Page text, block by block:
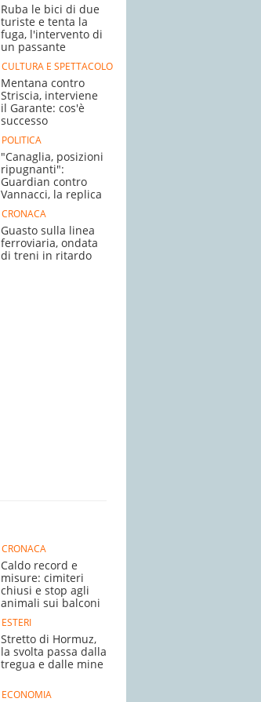
Ruba le bici di due
turiste e tenta la
fuga, l'intervento di
un passante
CULTURA E SPETTACOLO
Mentana contro
Striscia, interviene
il Garante: cos'è
successo
POLITICA
"Canaglia, posizioni
ripugnanti":
Guardian contro
Vannacci, la replica
CRONACA
Guasto sulla linea
ferroviaria, ondata
di treni in ritardo
CRONACA
Caldo record e
misure: cimiteri
chiusi e stop agli
animali sui balconi
ESTERI
Stretto di Hormuz,
la svolta passa dalla
tregua e dalle mine
ECONOMIA